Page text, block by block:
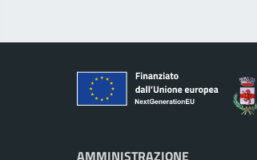
AMMINISTRAZIONE